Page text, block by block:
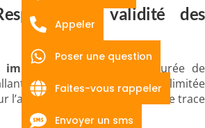
la validité des
possède une durée de
de 6 mois à une période illimitée
l’amiante et le plomb si aucune trace
Appeler
Poser une question
Faites-vous rappeler
Envoyer un sms